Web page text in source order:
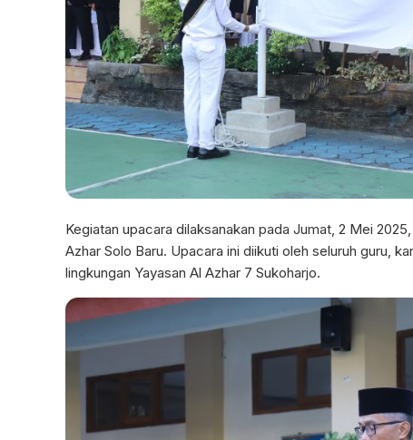
Kegiatan upacara dilaksanakan pada Jumat, 2 Mei
Azhar Solo Baru. Upacara ini diikuti oleh seluruh guru,
lingkungan Yayasan Al Azhar 7 Sukoharjo.